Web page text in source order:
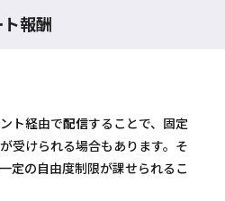
報酬
ト経由で配信することで、固定
受けられる場合もあります。そ
定の自由度制限が課せられるこ